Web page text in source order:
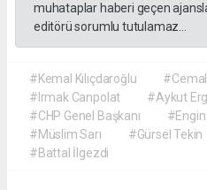
muhataplar haberi geçen
editörü sorumlu tutulamaz...
#Kemal Kılıçdaroğlu
#Irmak Canpolat
#Aykut
#CHP Genel Başkanı
#Müslim Sarı
#Gürsel Tekin
#Battal İlgezdi